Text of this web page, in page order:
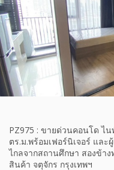
PZ975 : ขายด่วนคอนโด ไ
ตร.ม.พร้อมเฟอร์นิเจอร์ และ
ไกลจากสถานศึกษา สองข้า
สินค้า จตุจักร กรุงเทพฯ